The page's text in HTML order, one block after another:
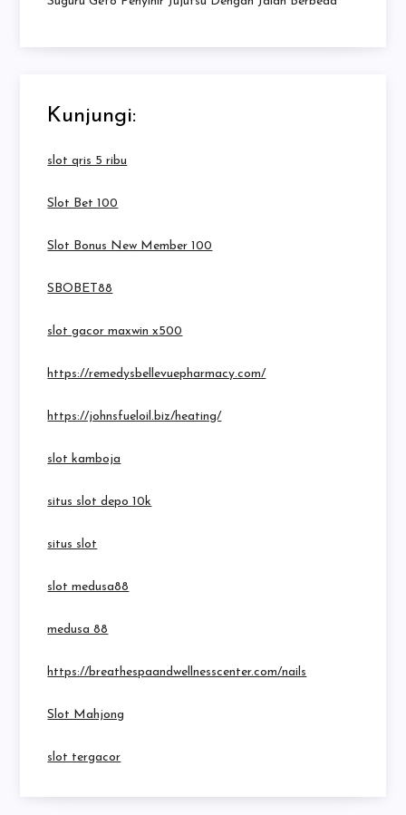
Kunjungi:
slot qris 5 ribu
Slot Bet 100
Slot Bonus New Member 100
SBOBET88
slot gacor maxwin x500
https://remedysbellevuepharmacy.com/
https://johnsfueloil.biz/heating/
slot kamboja
situs slot depo 10k
situs slot
slot medusa88
medusa 88
https://breathespaandwellnesscenter.com/nails
Slot Mahjong
slot tergacor